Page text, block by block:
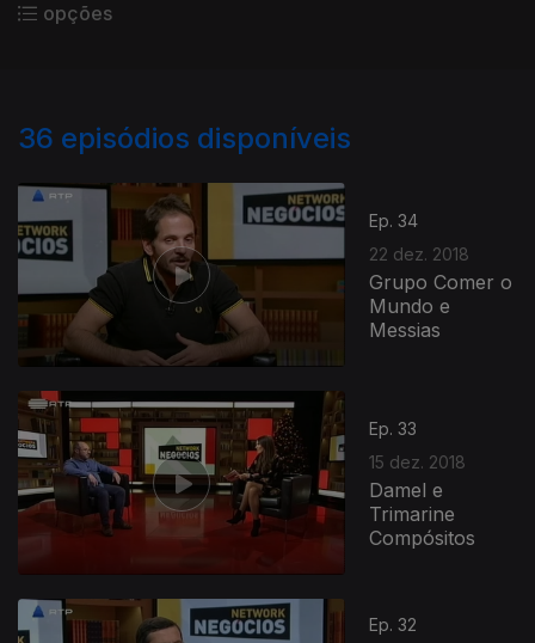
opções
36 episódios disponíveis
Ep. 34
22 dez. 2018
Grupo Comer o
Mundo e
Messias
Ep. 33
15 dez. 2018
Damel e
Trimarine
Compósitos
Ep. 32